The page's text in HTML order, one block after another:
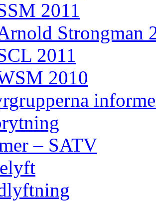
2011
Strongman
2011
2010
– SATV